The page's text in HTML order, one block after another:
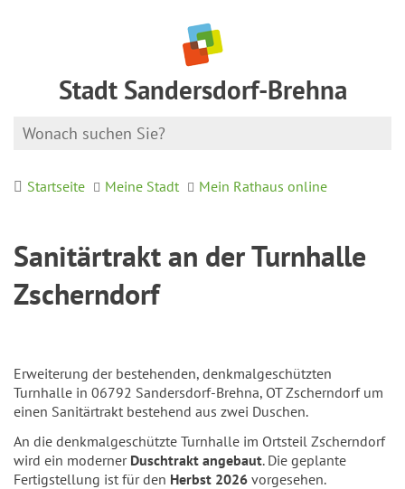
Stadt Sandersdorf-Brehna
Startseite Meine Stadt Mein Rathaus online
Sanitärtrakt an der Turnhalle
Zscherndorf
Erweiterung der bestehenden, denkmalgeschützten
Turnhalle in 06792 Sandersdorf-Brehna, OT Zscherndorf um
einen Sanitärtrakt bestehend aus zwei Duschen.
An die denkmalgeschützte Turnhalle im Ortsteil Zscherndorf
wird ein moderner Duschtrakt angebaut. Die geplante
Fertigstellung ist für den Herbst 2026 vorgesehen.